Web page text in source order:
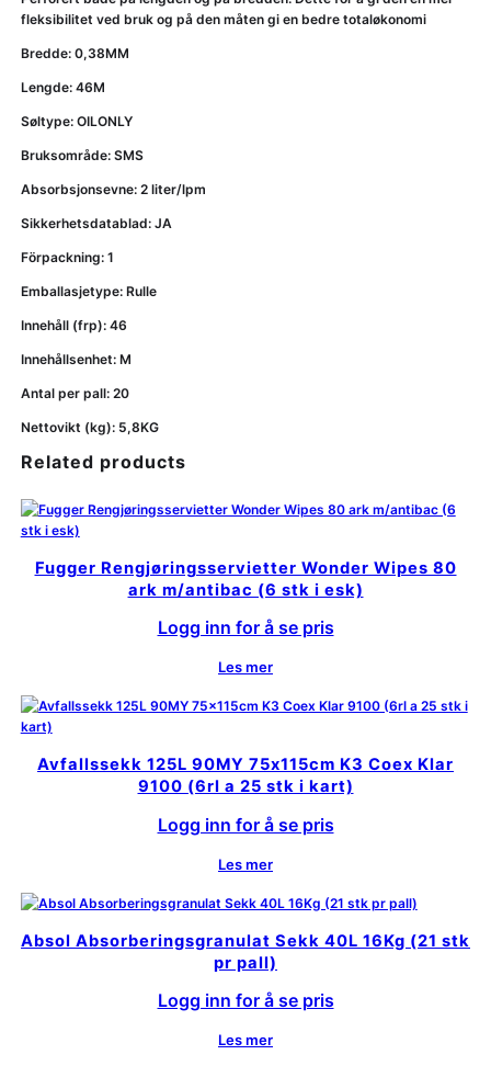
fleksibilitet ved bruk og på den måten gi en bedre totaløkonomi
Bredde: 0,38MM
Lengde: 46M
Søltype: OILONLY
Bruksområde: SMS
Absorbsjonsevne: 2 liter/lpm
Sikkerhetsdatablad: JA
Förpackning: 1
Emballasjetype: Rulle
Innehåll (frp): 46
Innehållsenhet: M
Antal per pall: 20
Nettovikt (kg): 5,8KG
Related products
Fugger Rengjøringsservietter Wonder Wipes 80
ark m/antibac (6 stk i esk)
Logg inn for å se pris
Les mer
Avfallssekk 125L 90MY 75x115cm K3 Coex Klar
9100 (6rl a 25 stk i kart)
Logg inn for å se pris
Les mer
Absol Absorberingsgranulat Sekk 40L 16Kg (21 stk
pr pall)
Logg inn for å se pris
Les mer